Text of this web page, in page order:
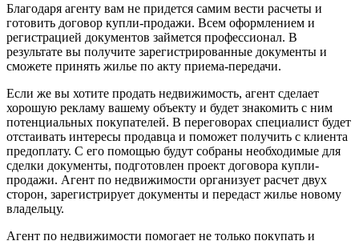
Благодаря агенту вам не придется самим вести расчеты и
готовить договор купли-продажи. Всем оформлением и
регистрацией документов займется профессионал. В
результате вы получите зарегистрированные документы и
сможете принять жилье по акту приема-передачи.
Если же вы хотите продать недвижимость, агент сделает
хорошую рекламу вашему объекту и будет знакомить с ним
потенциальных покупателей. В переговорах специалист будет
отстаивать интересы продавца и поможет получить с клиента
предоплату. С его помощью будут собраны необходимые для
сделки документы, подготовлен проект договора купли-
продажи. Агент по недвижимости организует расчет двух
сторон, зарегистрирует документы и передаст жилье новому
владельцу.
Агент по недвижимости помогает не только покупать и